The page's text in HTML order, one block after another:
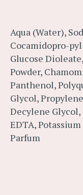
Aqua (Water),
Cocamidopro-
Glucose
Powder,
Panthenol,
Glycol,
Decylene
EDTA,
Parfum